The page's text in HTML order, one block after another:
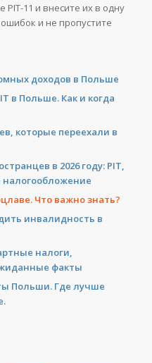
11 и внесите их в одну
и не пропустите
доходов в Польше
в Польше. Как и когда
которые переехали в
в 2026 году: PIT,
налогообложение
Что важно знать?
инвалидность в
налоги,
факты
Польши. Где лучше